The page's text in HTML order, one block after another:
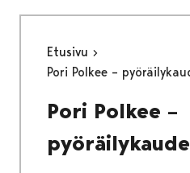
Etusivu
Pori Polkee –
Pori Polkee –